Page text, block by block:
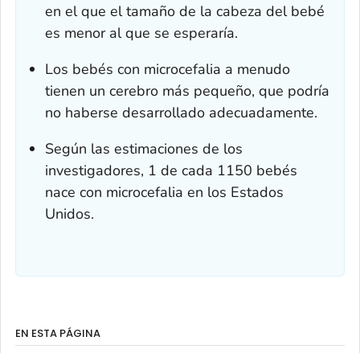
en el que el tamaño de la cabeza del bebé
es menor al que se esperaría.
Los bebés con microcefalia a menudo
tienen un cerebro más pequeño, que podría
no haberse desarrollado adecuadamente.
Según las estimaciones de los
investigadores, 1 de cada 1150 bebés
nace con microcefalia en los Estados
Unidos.
EN ESTA PÁGINA